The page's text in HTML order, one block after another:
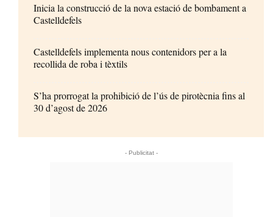
Inicia la construcció de la nova estació de bombament a
Castelldefels
Castelldefels implementa nous contenidors per a la
recollida de roba i tèxtils
S’ha prorrogat la prohibició de l’ús de pirotècnia fins al
30 d’agost de 2026
- Publicitat -